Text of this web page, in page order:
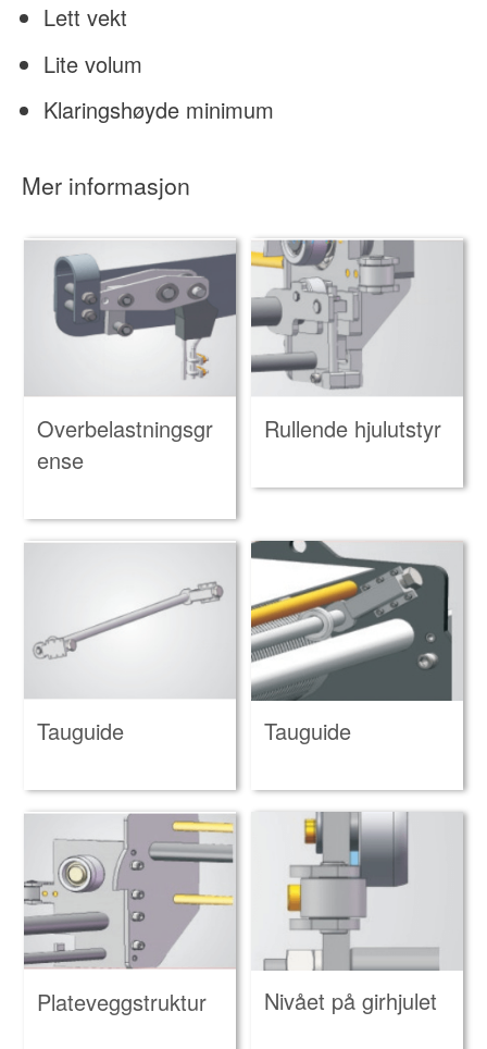
Lett vekt
Lite volum
Klaringshøyde minimum
Mer informasjon
Overbelastningsgr
ense
Rullende hjulutstyr
Tauguide Tauguide
Plateveggstruktur Nivået på girhjulet